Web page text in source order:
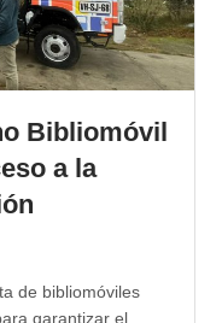
Bibliomóvil
a la
de bibliomóviles
garantizar el